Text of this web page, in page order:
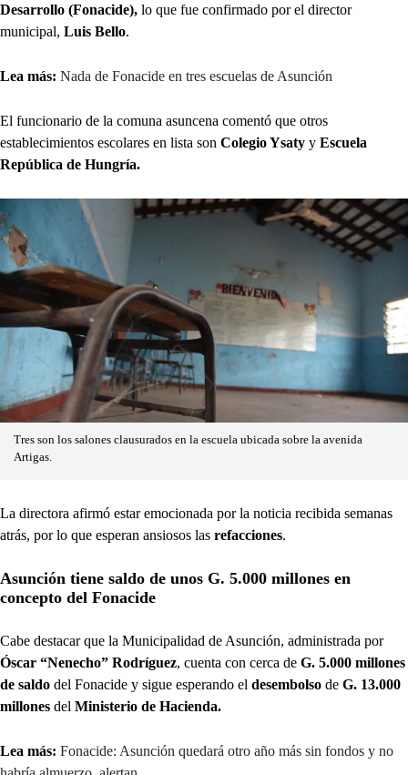
Desarrollo (Fonacide), lo que fue confirmado por el director
municipal, Luis Bello.
Lea más: Nada de Fonacide en tres escuelas de Asunción
El funcionario de la comuna asuncena comentó que otros
establecimientos escolares en lista son Colegio Ysaty y Escuela
República de Hungría.
Tres son los salones clausurados en la escuela ubicada sobre la avenida
Artigas.
La directora afirmó estar emocionada por la noticia recibida semanas
atrás, por lo que esperan ansiosos las refacciones.
Asunción tiene saldo de unos G. 5.000 millones en
concepto del Fonacide
Cabe destacar que la Municipalidad de Asunción, administrada por
Óscar “Nenecho” Rodríguez, cuenta con cerca de G. 5.000 millones
de saldo del Fonacide y sigue esperando el desembolso de G. 13.000
millones del Ministerio de Hacienda.
Lea más: Fonacide: Asunción quedará otro año más sin fondos y no